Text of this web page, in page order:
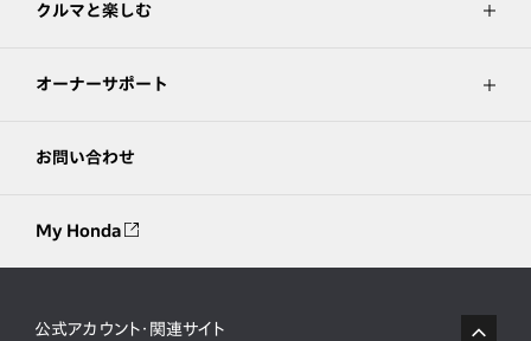
クルマと楽しむ
オーナーサポート
お問い合わせ
My Honda
公式アカウント・関連サイト